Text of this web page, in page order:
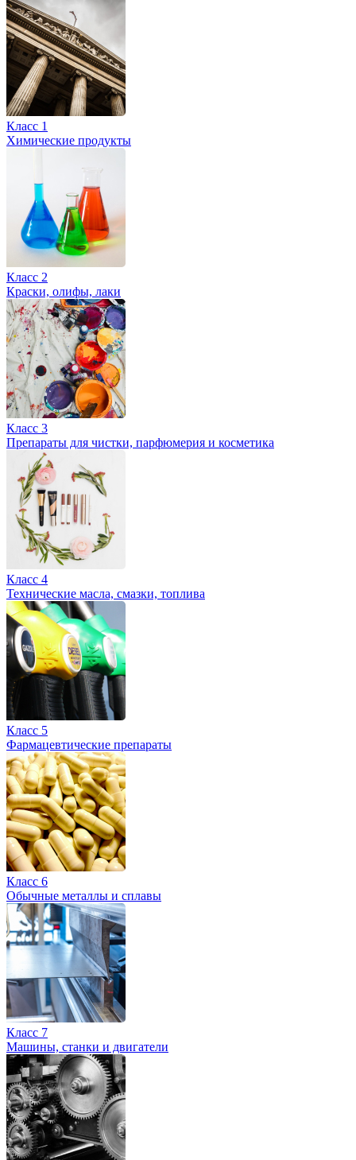
Класс 1
Химические продукты
Класс 2
Краски, олифы, лаки
Класс 3
Препараты для чистки, парфюмерия и косметика
Класс 4
Технические масла, смазки, топлива
Класс 5
Фармацевтические препараты
Класс 6
Обычные металлы и сплавы
Класс 7
Машины, станки и двигатели